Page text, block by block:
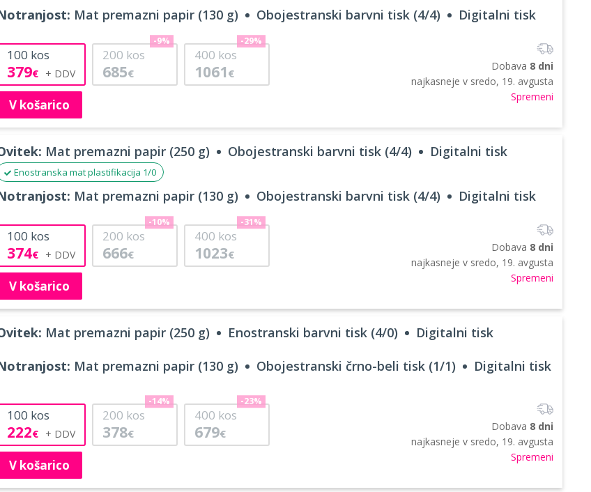
Mat premazni papir (130 g) Obojestranski barvni tisk (4/4) Digitalni tisk
100 kos
379€
200 kos
685€
-9%
400 kos
1061 €
-29%
V košarico
Dobava 8 dni
najkasneje v sredo, 19. avgusta
Spremeni
Mat premazni papir (250 g) Obojestranski barvni tisk (4/4) Digitalni tisk
Enostranska mat plastifikacija 1/0
Mat premazni papir (130 g) Obojestranski barvni tisk (4/4) Digitalni tisk
100 kos
374€
200 kos
666€
-10%
400 kos
1023€
-31%
V košarico
Dobava 8 dni
najkasneje v sredo, 19. avgusta
Spremeni
Mat premazni papir (250 g) Enostranski barvni tisk (4/0) Digitalni tisk
Mat premazni papir (130 g) Obojestranski črno-beli tisk (1/1) Digitalni tisk
100 kos
222€
200 kos
378€
-14%
400 kos
679€
-23%
V košarico
Dobava 8 dni
najkasneje v sredo, 19. avgusta
Spremeni